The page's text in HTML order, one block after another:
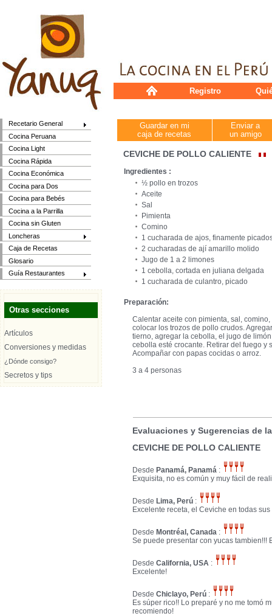
Recetario General
Cocina Peruana
Cocina Light
Cocina Rápida
Cocina Económica
Cocina para Dos
Cocina para Bebés
Cocina a la Parrilla
Cocina sin Gluten
Loncheras
Caja de Recetas
Glosario
Guía Restaurantes
Otras secciones
Artículos
Conversiones y medidas
¿Dónde consigo?
Secretos y tips
Registro
Guardar en mi
caja de recetas
Enviar a
un amigo
CEVICHE DE POLLO CALIENTE
Ingredientes :
½ pollo en trozos
Aceite
Sal
Pimienta
Comino
1 cucharada de ajos, finamente
2 cucharadas de ají amarillo molido
Jugo de 1 a 2 limones
1 cebolla, cortada en juliana delgada
1 cucharada de culantro, picado
Preparación:
Calentar aceite con pimienta, sal,
colocar los trozos de pollo crudos.
tierno, agregar la cebolla, el jugo de
cebolla esté crocante. Retirar del fuego y
Acompañar con papas cocidas o arroz.
3 a 4 personas
Evaluaciones y Sugerencias de
CEVICHE DE POLLO CALIENTE
Desde Panamá, Panamá :
Exquisita, no es común y muy fácil de
Desde Lima, Perú :
Excelente receta, el Ceviche en todas
Desde Montréal, Canada :
Se puede presentar con yucas tambien!!!
DesdeCalifornia, USA :
Excelente!
DesdeChiclayo, Perú :
Es súper rico!! Lo preparé y no me tomó
recomiendo!